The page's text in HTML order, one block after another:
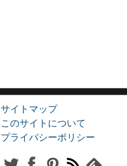
サイトマップ
このサイトについて
プライバシーポリシー